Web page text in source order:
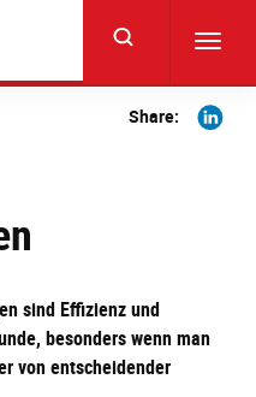
Share:
Share
sind Effizienz und
besonders wenn man
von entscheidender